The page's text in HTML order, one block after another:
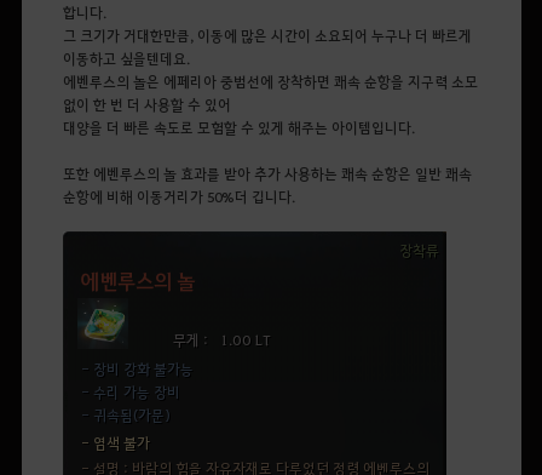
합니다.
그 크기가 거대한만큼, 이동에 많은 시간이 소요되어 누구나 더 빠르게
이동하고 싶을텐데요.
에벤루스의 놀은 에페리아 중범선에 장착하면 쾌속 순항을 지구력 소모
없이 한 번 더 사용할 수 있어
대양을 더 빠른 속도로 모험할 수 있게 해주는 아이템입니다.
또한 에벤루스의 놀 효과를 받아 추가 사용하는 쾌속 순항은 일반 쾌속
순항에 비해 이동거리가 50%더 깁니다.